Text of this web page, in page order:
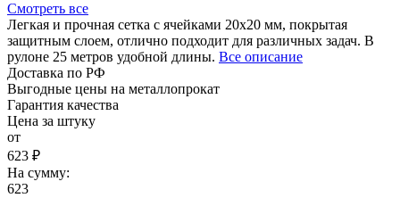
Смотреть все
Легкая и прочная сетка с ячейками 20х20 мм, покрытая
защитным слоем, отлично подходит для различных задач. В
рулоне 25 метров удобной длины. Все описание
Доставка по РФ
Выгодные цены на металлопрокат
Гарантия качества
Цена за штуку
от
623 ₽
На сумму:
623